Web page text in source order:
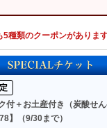
5種類のクーポンがありま
付＋お土産付き（炭酸せん
】（9/30まで）